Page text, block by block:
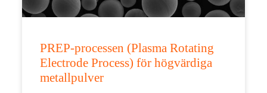
PREP-processen (Plasma Rotating
Electrode Process) för högvärdiga
metallpulver